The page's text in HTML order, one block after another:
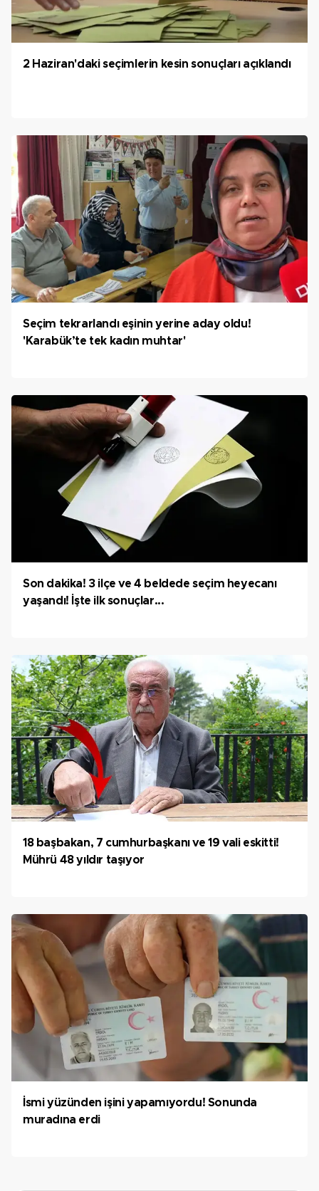
2 Haziran'daki seçimlerin kesin sonuçları açıklandı
Seçim tekrarlandı eşinin yerine aday oldu!
'Karabük’te tek kadın muhtar'
Son dakika! 3 ilçe ve 4 beldede seçim heyecanı
yaşandı! İşte ilk sonuçlar...
18 başbakan, 7 cumhurbaşkanı ve 19 vali eskitti!
Mührü 48 yıldır taşıyor
İsmi yüzünden işini yapamıyordu! Sonunda
muradına erdi